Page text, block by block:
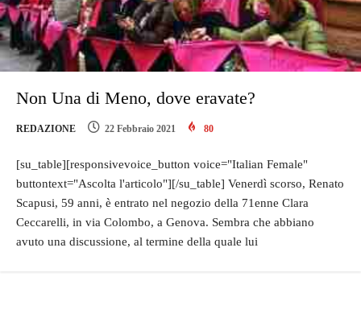
Non Una di Meno, dove eravate?
REDAZIONE 22 Febbraio 2021 80
[su_table][responsivevoice_button voice="Italian Female"
buttontext="Ascolta l'articolo"][/su_table] Venerdì scorso, Renato
Scapusi, 59 anni, è entrato nel negozio della 71enne Clara
Ceccarelli, in via Colombo, a Genova. Sembra che abbiano
avuto una discussione, al termine della quale lui